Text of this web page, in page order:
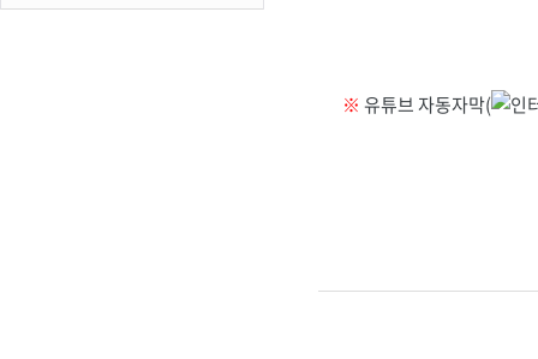
※ 유튜브 자동자막(